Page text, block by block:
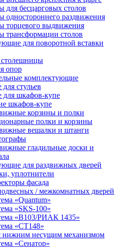
для бесцарговых столов
одностороннего раздвижения
торцевого выдвижения
трансформации столов
для поворотной вставки
опор
комплектующие
стульев
шкафов-купе
шкафов-купе
корзины и полки
полки и корзины
вешалки и штанги
гладильные доски и
для раздвижных дверей
уплотнители
фасада
/ межкомнатных дверей
«Quantum»
«SKS-100»
«B103/РИАК 1435»
«СТ148»
нижним несущим механизмом
«Сенатор»